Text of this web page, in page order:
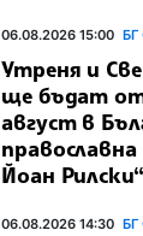
06.08.2026 15:00 БГ
Утреня и
ще бъдат
август в
Йоан
06.08.2026 14:30 БГ